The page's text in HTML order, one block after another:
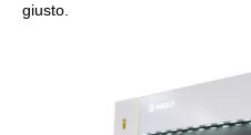
giusto.